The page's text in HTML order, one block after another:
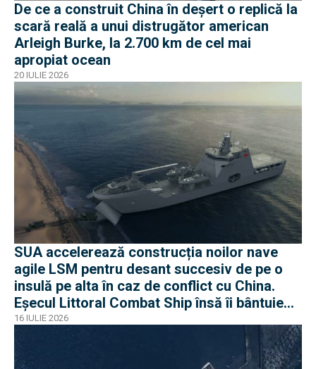
De ce a construit China în deșert o replică la
scară reală a unui distrugător american
Arleigh Burke, la 2.700 km de cel mai
apropiat ocean
20 IULIE 2026
SUA accelerează construcția noilor nave
agile LSM pentru desant succesiv de pe o
insulă pe alta în caz de conflict cu China.
Eșecul Littoral Combat Ship însă îi bântuie
pe americani
16 IULIE 2026